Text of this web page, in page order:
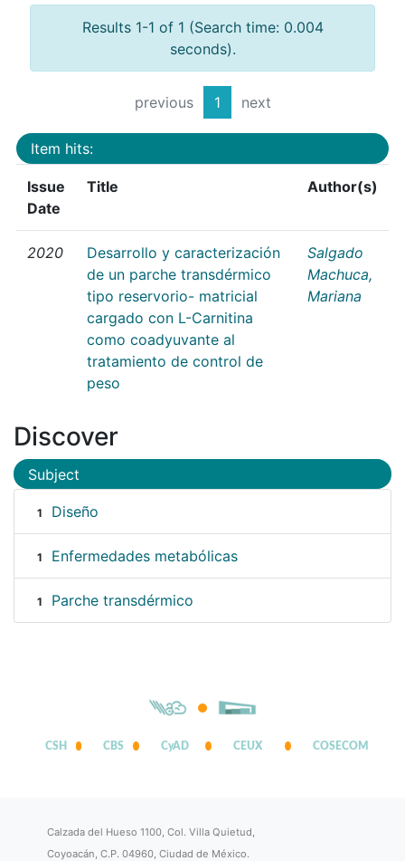
Results 1-1 of 1 (Search time: 0.004
seconds).
previous 1 next
Item hits:
Issue
Date
Title Author(s)
2020
Desarrollo y caracterización
de un parche transdérmico
tipo reservorio- matricial
cargado con L-Carnitina
como coadyuvante al
tratamiento de control de
peso
Salgado
Machuca,
Mariana
Discover
Subject
1 Diseño
1 Enfermedades metabólicas
1 Parche transdérmico
CSH CBS CyAD CEUX COSECOM
Calzada del Hueso 1100, Col. Villa Quietud,
Coyoacán, C.P. 04960, Ciudad de México.